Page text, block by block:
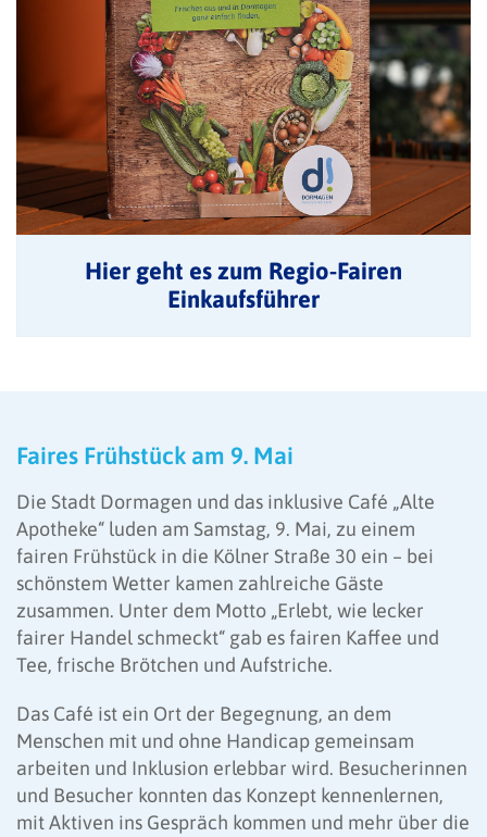
Hier geht es zum Regio-Fairen
Einkaufsführer
Faires Frühstück am 9. Mai
Die Stadt Dormagen und das inklusive Café „Alte
Apotheke“ luden am Samstag, 9. Mai, zu einem
fairen Frühstück in die Kölner Straße 30 ein – bei
schönstem Wetter kamen zahlreiche Gäste
zusammen. Unter dem Motto „Erlebt, wie lecker
fairer Handel schmeckt“ gab es fairen Kaffee und
Tee, frische Brötchen und Aufstriche.
Das Café ist ein Ort der Begegnung, an dem
Menschen mit und ohne Handicap gemeinsam
arbeiten und Inklusion erlebbar wird. Besucherinnen
und Besucher konnten das Konzept kennenlernen,
mit Aktiven ins Gespräch kommen und mehr über die